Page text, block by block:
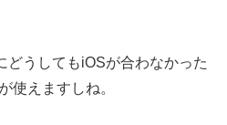
どうしてもiOSが合わなかった
使えますしね。